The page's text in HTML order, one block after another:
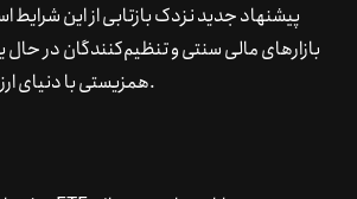
پیشنهاد جدید نزدک بازتابی از این
بازارهای مالی سنتی و تنظیم‌کنندگان در حال
همزیستی با دنیای ارزهای دیجیتال هستند.